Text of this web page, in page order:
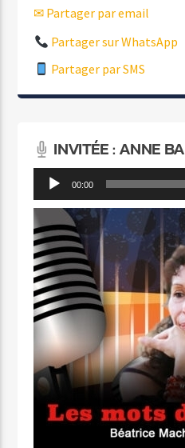
✉ Partager par email
Partager sur WhatsApp
Partager par SMS
INVITÉE : ANNE
Lecteur 00:00